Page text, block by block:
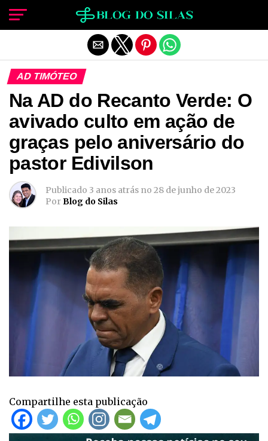
AD TIMÓTEO
Na AD do Recanto Verde: O
avivado culto em ação de
graças pelo aniversário do
pastor Edivilson
Publicado 3 anos atrás no 28 de junho de 2023
PorBlog do Silas
Compartilhe esta publicação
Sair da versão mobile